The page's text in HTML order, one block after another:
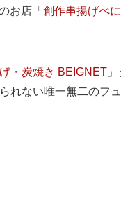
お店「 創作串揚げべ
・炭焼き BEIGNET
れない唯一無二のフ